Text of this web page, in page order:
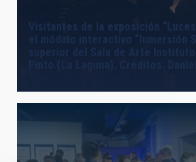
Visitantes de la exposición
el módulo interactivo “Inmersión
superior del Sala de Arte